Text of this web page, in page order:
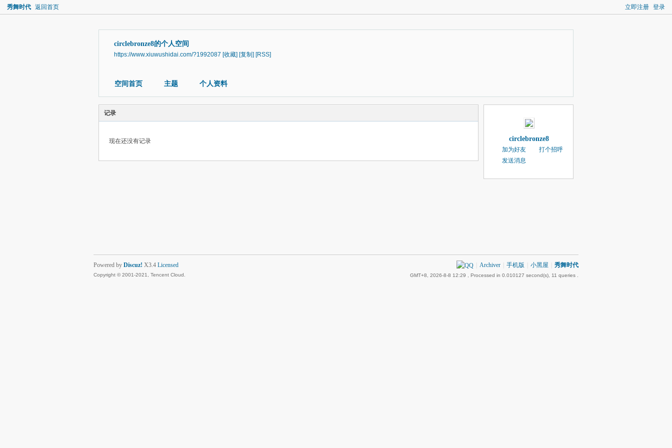
立即注册 登录
秀舞时代 返回首页
circlebronze8的个人空间
https://www.xiuwushidai.com/?1992087 [收藏] [复制] [RSS]
空间首页 主题 个人资料
记录
现在还没有记录 circlebronze8
加为好友
打个招呼
发送消息
Archiver 手机版 小黑屋 秀舞时代
GMT+8, 2026-8-8 12:29 , Processed in 0.010127 second(s), 11 queries .
Powered by Discuz! X3.4 Licensed
Copyright © 2001-2021, Tencent Cloud.